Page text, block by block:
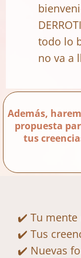
todo lo
no va a
Además,
propuesta
tus
✔️ Tu mente
✔️ Tus
✔️ Nuevas